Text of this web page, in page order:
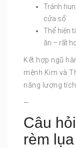
Tránh
cửa sổ
Thể hiện
ăn – rất
Kết hợp ngũ
mệnh Kim và
năng lượng
—
Câu
rèm